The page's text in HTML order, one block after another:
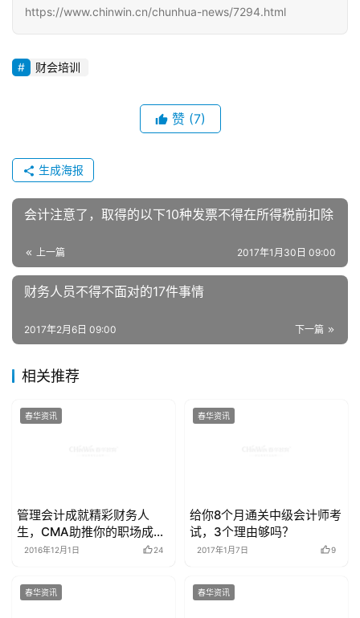
https://www.chinwin.cn/chunhua-news/7294.html
财会培训
赞 (7)
生成海报
会计注意了，取得的以下10种发票不得在所得税前扣除
上一篇 2017年1月30日 09:00
财务人员不得不面对的17件事情
下一篇
2017年2月6日 09:00
相关推荐
春华资讯
管理会计成就精彩财务人
生，CMA助推你的职场成功
之路
2016年12月1日 24
春华资讯
给你8个月通关中级会计师考
试，3个理由够吗？
2017年1月7日 9
春华资讯 春华资讯